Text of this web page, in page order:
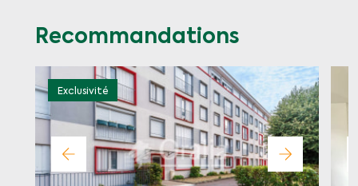
Recommandations
Exclusivité